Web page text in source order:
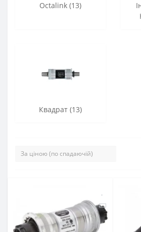
Octalink (13)
Квадрат (13)